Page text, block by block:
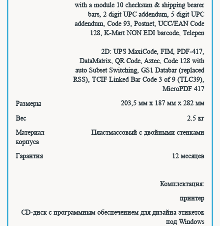
with a module 10 checksum & shipping bearer
bars, 2 digit UPC addendum, 5 digit UPC
addendum, Code 93, Postnet, UCC/EAN Code
128, K-Mart NON EDI barcode, Telepen
2D: UPS MaxiCode, FIM, PDF-417,
DataMatrix, QR Code, Aztec, Code 128 with
auto Subset Switching, GS1 Databar (replaced
RSS), TCIF Linked Bar Code 3 of 9 (TLC39),
MicroPDF 417
Размеры
203,5 мм х 187 мм х 282 мм
Вес
2.5 кг
Материал
корпуса
Пластмассовый с двойными стенками
Гарантия 12 месяцев
Комплектация:
принтер
CD-диск с программным обеспечением для дизайна этикеток
под Windows